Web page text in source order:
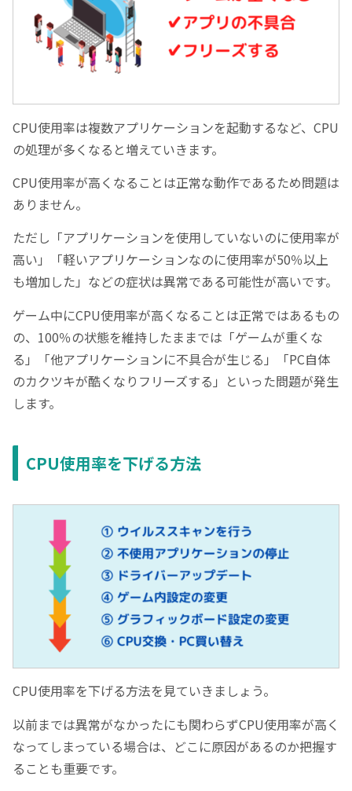
CPU使用率は複数アプリケーションを起動するなど、CPU
の処理が多くなると増えていきます。
CPU使用率が高くなることは正常な動作であるため問題は
ありません。
ただし「アプリケーションを使用していないのに使用率が
高い」「軽いアプリケーションなのに使用率が50％以上
も増加した」などの症状は異常である可能性が高いです。
ゲーム中にCPU使用率が高くなることは正常ではあるもの
の、100％の状態を維持したままでは「ゲームが重くな
る」「他アプリケーションに不具合が生じる」「PC自体
のカクツキが酷くなりフリーズする」といった問題が発生
します。
CPU使用率を下げる方法
CPU使用率を下げる方法を見ていきましょう。
以前までは異常がなかったにも関わらずCPU使用率が高く
なってしまっている場合は、どこに原因があるのか把握す
ることも重要です。